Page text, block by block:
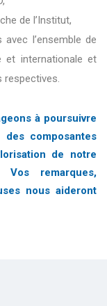
de l’Institut,
l’ensemble de
et internationale et
respectives.
à poursuivre
composantes
de notre
Vos remarques,
nous aideront